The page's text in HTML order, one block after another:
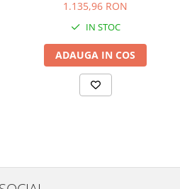
1.135,96 RON
IN STOC
ADAUGA IN COS